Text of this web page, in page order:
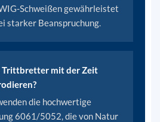
Schweißen gewährleistet
starker Beanspruchung.
Trittbretter mit der Zeit
die hochwertige
6061/5052, die von Natur